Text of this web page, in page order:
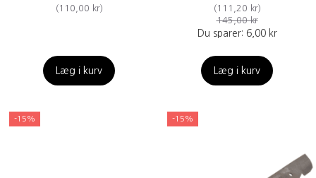
(110,00 kr)
Læg i kurv
(111,20 kr)
145,00 kr
Du sparer: 6,00 kr
Læg i kurv
-15% -15%